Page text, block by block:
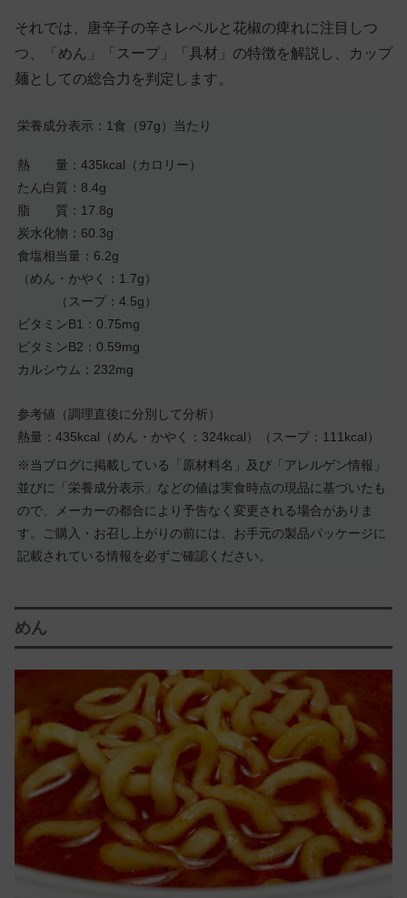
それでは、唐辛子の辛さレベルと花椒の痺れに注目しつ
つ、「めん」「スープ」「具材」の特徴を解説し、カップ
麺としての総合力を判定します。
栄養成分表示：1食（97g）当たり
熱 量：435kcal（カロリー）
たん白質：8.4g
脂 質：17.8g
炭水化物：60.3g
食塩相当量：6.2g
（めん・かやく：1.7g）
（スープ：4.5g）
ビタミンB1：0.75mg
ビタミンB2：0.59mg
カルシウム：232mg
参考値（調理直後に分別して分析）
熱量：435kcal（めん・かやく：324kcal）（スープ：111kcal）
※当ブログに掲載している「原材料名」及び「アレルゲン情報」
並びに「栄養成分表示」などの値は実食時点の現品に基づいたも
ので、メーカーの都合により予告なく変更される場合がありま
す。ご購入・お召し上がりの前には、お手元の製品パッケージに
記載されている情報を必ずご確認ください。
めん